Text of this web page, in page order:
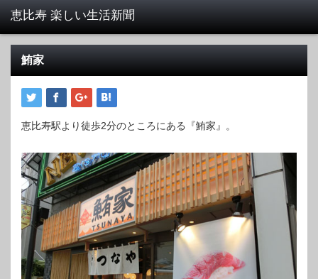
鮪家
恵比寿駅より徒歩2分のところにある『鮪家』。